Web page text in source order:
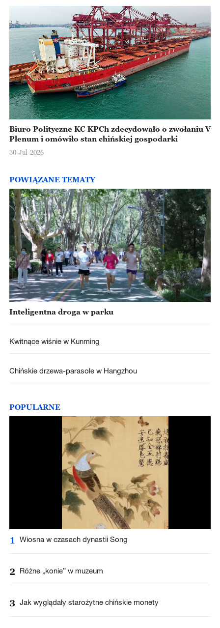
Biuro Polityczne KC KPCh zdecydowało o zwołaniu V
Plenum i omówiło stan chińskiej gospodarki
30-Jul-2026
POWIĄZANE TEMATY
Inteligentna droga w parku
Kwitnące wiśnie w Kunming
Chińskie drzewa-parasole w Hangzhou
POPULARNE
1 Wiosna w czasach dynastii Song
2 Różne „konie” w muzeum
3 Jak wyglądały starożytne chińskie monety